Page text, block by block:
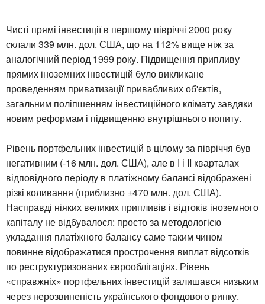
Чисті прямі інвестиції в першому півріччі 2000 року
склали 339 млн. дол. США, що на 112% вище ніж за
аналогічний період 1999 року. Підвищення припливу
прямих іноземних інвестицій було викликане
проведенням приватизації привабливих об'єктів,
загальним поліпшенням інвестиційного клімату завдяки
новим реформам і підвищенню внутрішнього попиту.
Рівень портфельних інвестицій в цілому за півріччя був
негативним (-16 млн. дол. США), але в І і II кварталах
відповідного періоду в платіжному балансі відображені
різкі коливання (приблизно ±470 млн. дол. США).
Насправді ніяких великих припливів і відтоків іноземного
капіталу не відбувалося: просто за методологією
укладання платіжного балансу саме таким чином
повинне відображатися прострочення виплат відсотків
по реструктуризованих єврооблігаціях. Рівень
«справжніх» портфельних інвестицій залишався низьким
через нерозвиненість українського фондового ринку.